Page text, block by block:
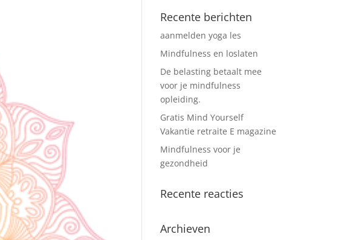
Recente berichten
aanmelden yoga les
Mindfulness en loslaten
De belasting betaalt mee
voor je mindfulness
opleiding.
Gratis Mind Yourself
Vakantie retraite E magazine
Mindfulness voor je
gezondheid
Recente reacties
Archieven